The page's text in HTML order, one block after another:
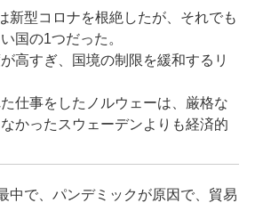
新型コロナを根絶したが、それでも
国の1つだった。
高すぎ、国境の制限を緩和するリ
仕事をしたノルウェーは、厳格な
かったスウェーデンよりも経済的
中で、パンデミックが原因で、貿易